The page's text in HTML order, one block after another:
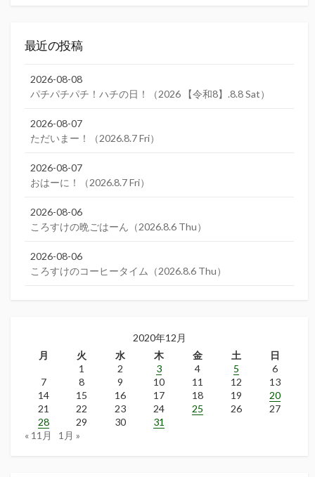
最近の投稿
2026-08-08
パチパチパチ！ハチの日！（2026 【令和8】.8.8 Sat）
2026-08-07
ただいまー！（2026.8.7 Fri）
2026-08-07
おはーに！（2026.8.7 Fri）
2026-08-06
ころすけの晩ごはーん（2026.8.6 Thu）
2026-08-06
ころすけのコーヒータイム（2026.8.6 Thu）
2020年12月
月
火 水 木 金 土
日
1
2 3 4 5
6
7
8 9 10 11 12
13
14
15 16 17 18 19
20
21
22 23 24 25 26
27
28
29 30
31
« 11月
1月 »